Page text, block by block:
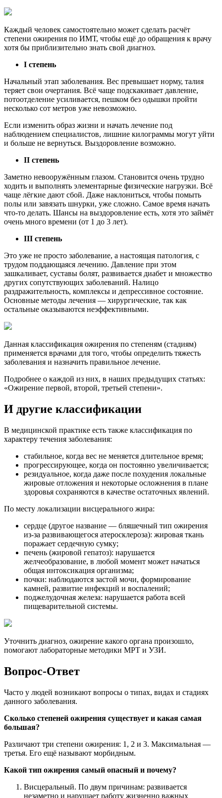
Каждый человек самостоятельно может сделать расчёт
степени ожирения по ИМТ, чтобы ещё до обращения к врачу
хотя бы приблизительно знать свой диагноз.
I степень
Начальный этап заболевания. Вес превышает норму, талия
теряет свои очертания. Всё чаще подскакивает давление,
потоотделение усиливается, пешком без одышки пройти
несколько сот метров уже невозможно.
Если изменить образ жизни и начать лечение под
наблюдением специалистов, лишние килограммы могут уйти
и больше не вернуться. Выздоровление возможно.
II степень
Заметно невооружённым глазом. Становится очень трудно
ходить и выполнять элементарные физические нагрузки. Всё
чаще лёгкие дают сбой. Даже наклониться, чтобы помыть
полы или завязать шнурки, уже сложно. Самое время начать
что-то делать. Шансы на выздоровление есть, хотя это займёт
очень много времени (от 1 до 3 лет).
III степень
Это уже не просто заболевание, а настоящая патология, с
трудом поддающаяся лечению. Давление при этом
зашкаливает, суставы болят, развивается диабет и множество
других сопутствующих заболеваний. Налицо
раздражительность, комплексы и депрессивное состояние.
Основные методы лечения — хирургические, так как
остальные оказываются неэффективными.
Данная классификация ожирения по степеням (стадиям)
применяется врачами для того, чтобы определить тяжесть
заболевания и назначить правильное лечение.
Подробнее о каждой из них, в наших предыдущих статьях:
«Ожирение первой, второй, третьей степени».
И другие классификации
В медицинской практике есть также классификация по
характеру течения заболевания:
стабильное, когда вес не меняется длительное время;
прогрессирующее, когда он постоянно увеличивается;
резидуальное, когда даже после похудения локальные
жировые отложения и некоторые осложнения в плане
здоровья сохраняются в качестве остаточных явлений.
По месту локализации висцерального жира:
сердце (другое название — бляшечный тип ожирения
из-за развивающегося атеросклероза): жировая ткань
поражает сердечную сумку;
печень (жировой гепатоз): нарушается
желчеобразование, в любой момент может начаться
общая интоксикация организма;
почки: наблюдаются застой мочи, формирование
камней, развитие инфекций и воспалений;
поджелудочная железа: нарушается работа всей
пищеварительной системы.
Уточнить диагноз, ожирение какого органа произошло,
помогают лабораторные методики МРТ и УЗИ.
Вопрос-Ответ
Часто у людей возникают вопросы о типах, видах и стадиях
данного заболевания.
Сколько степеней ожирения существует и какая самая
большая?
Различают три степени ожирения: 1, 2 и 3. Максимальная —
третья. Его ещё называют морбидным.
Какой тип ожирения самый опасный и почему?
Висцеральный. По двум причинам: развивается
незаметно и нарушает работу жизненно важных